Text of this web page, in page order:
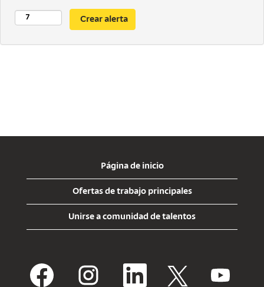
Página de inicio
Ofertas de trabajo principales
Unirse a comunidad de talentos
e
a
S
a
S